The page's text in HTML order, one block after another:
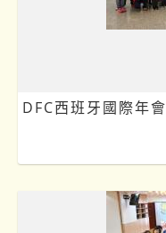
DFC西班牙國際年會